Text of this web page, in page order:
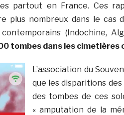
partout en France. Ces
plus nombreux dans le cas
(Indochine,
tombes dans les cimetières
L’association du
que les disparitions
des tombes de ces
« amputation de la